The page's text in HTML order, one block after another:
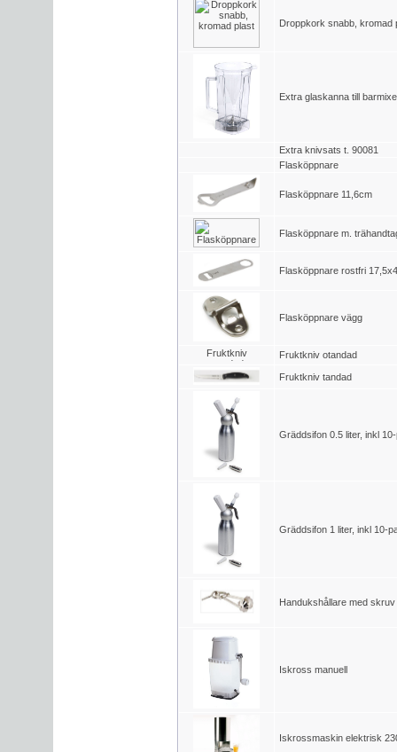
Droppkork snabb, kromad
Extra glaskanna till
Extra knivsats t. 90081
Flasköppnare
Flasköppnare 11,6cm
Flasköppnare m.
Flasköppnare rostfri
Flasköppnare vägg
Fruktkniv otandad
Fruktkniv tandad
Gräddsifon 0.5 liter, inkl
Gräddsifon 1 liter, inkl 10-
Handukshållare med skruv
Iskross manuell
Iskrossmaskin elektrisk